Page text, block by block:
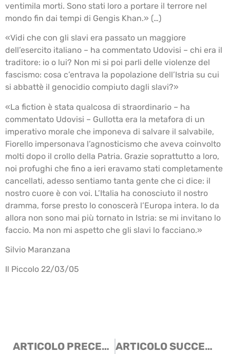
ventimila morti. Sono stati loro a portare il terrore nel
mondo fin dai tempi di Gengis Khan.» (…)
«Vidi che con gli slavi era passato un maggiore
dell’esercito italiano – ha commentato Udovisi – chi era il
traditore: io o lui? Non mi si poi parli delle violenze del
fascismo: cosa c’entrava la popolazione dell’Istria su cui
si abbattè il genocidio compiuto dagli slavi?»
«La fiction è stata qualcosa di straordinario – ha
commentato Udovisi – Gullotta era la metafora di un
imperativo morale che imponeva di salvare il salvabile,
Fiorello impersonava l’agnosticismo che aveva coinvolto
molti dopo il crollo della Patria. Grazie soprattutto a loro,
noi profughi che fino a ieri eravamo stati completamente
cancellati, adesso sentiamo tanta gente che ci dice: il
nostro cuore è con voi. L’Italia ha conosciuto il nostro
dramma, forse presto lo conoscerà l’Europa intera. Io da
allora non sono mai più tornato in Istria: se mi invitano lo
faccio. Ma non mi aspetto che gli slavi lo facciano.»
Silvio Maranzana
Il Piccolo 22/03/05
ARTICOLO PRECEDENTE ARTICOLO SUCCESSIVO